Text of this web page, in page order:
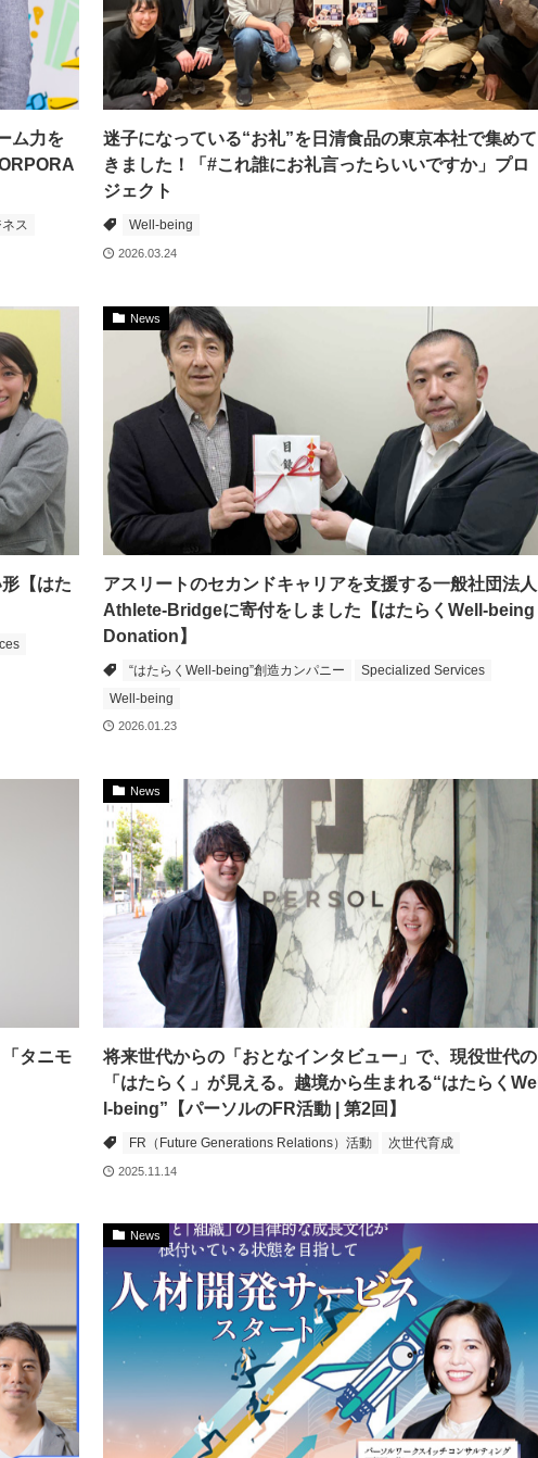
ム力を
ス
迷子になっている“お礼”を日清食品の東京本社で集めて
きました！「#これ誰にお礼言ったらいいですか」プロ
ジェクト
Well-being
2026.03.24
【はた
News
アスリートのセカンドキャリアを支援する一般社団法人
Athlete-Bridgeに寄付をしました【はたらくWell-being
Donation】
“はたらくWell-being”創造カンパニー
Specialized Services
Well-being
2026.01.23
タニモ
News
将来世代からの「おとなインタビュー」で、現役世代の
「はたらく」が見える。越境から生まれる“はたらくWel
l-being”【パーソルのFR活動 | 第2回】
FR（Future Generations Relations）活動 次世代育成
2025.11.14
News